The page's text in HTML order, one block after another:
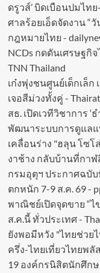
ดรูวส์’ บิดเบือนปมไท
ศาลร้อยเอ็ดจัดงาน “
กฎหมายไทย -
NCDs กดดันเศรษฐกิจ
TNN Thailand
เก๋งพุ่งชนศูนย์เด็กเล็ก
เจอสีม่วงทั้งคู่ -
สธ. เปิดเวทีวิชาการ
พัฒนาระบบการดูแลแ
เคลื่อนร่าง "ฮลุน โซ
งาช้าง กลับบ้านที่กาฬ
กรมอุตุฯ ประกาศฉบั
ตกหนัก 7-9 ส.ค. 69 -
พาณิชย์เปิดจุดขาย “ไ
ส.ค.นี้ ทั่วประเทศ -
ยังพอมีหวัง "ไทยช่วย
ครึ่ง-ไทยเที่ยวไทยพลั
19 องค์กรนิสิตนักศึก